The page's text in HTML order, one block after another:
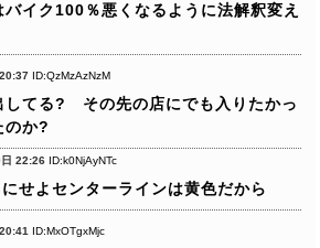
イク100％悪くなるように法解釈変え
ID:QzMzAzNzM
してる? その先の店にでも入りたかっ
のか?
22:26 ID:k0NjAyNTc
せよセンターラインは黄色だから
ID:MxOTgxMjc